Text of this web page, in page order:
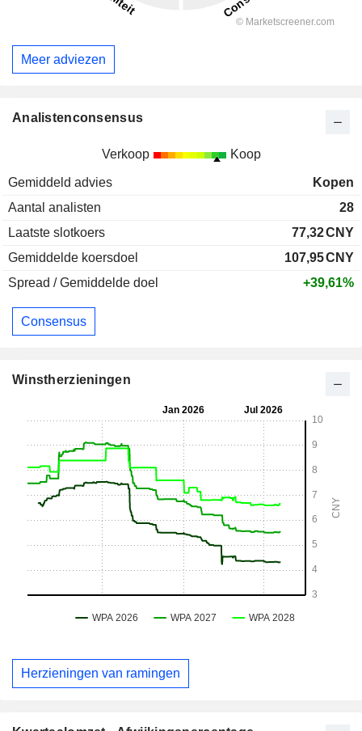
Meer adviezen
Analistenconsensus
Verkoop Koop
Gemiddeld advies
Kopen
Aantal analisten
28
Laatste slotkoers
77,32CNY
Gemiddelde koersdoel
107,95CNY
Spread / Gemiddelde doel
+39,61%
Consensus
Winstherzieningen
Herzieningen van ramingen